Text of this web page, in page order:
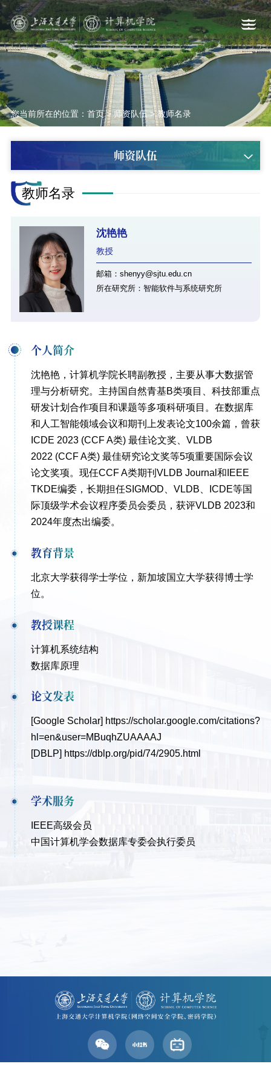
您当前所在的位置： 首页>师资队伍>教师名录
师资队伍
教师名录
沈艳艳
教授
邮箱：shenyy@sjtu.edu.cn
所在研究所：智能软件与系统研究所
个人简介
沈艳艳，计算机学院长聘副教授，主要从事大数据管
理与分析研究。主持国自然青基B类项目、科技部重点
研发计划合作项目和课题等多项科研项目。在数据库
和人工智能领域会议和期刊上发表论文100余篇，曾获
ICDE 2023 (CCF A类) 最佳论文奖、VLDB
2022 (CCF A类) 最佳研究论文奖等5项重要国际会议
论文奖项。现任CCF A类期刊VLDB Journal和IEEE
TKDE编委，长期担任SIGMOD、VLDB、ICDE等国
际顶级学术会议程序委员会委员，获评VLDB 2023和
2024年度杰出编委。
教育背景
北京大学获得学士学位，新加坡国立大学获得博士学
位。
教授课程
计算机系统结构
数据库原理
论文发表
[Google Scholar] https://scholar.google.com/citations?
hl=en&user=MBuqhZUAAAAJ
[DBLP] https://dblp.org/pid/74/2905.html
学术服务
IEEE高级会员
中国计算机学会数据库专委会执行委员